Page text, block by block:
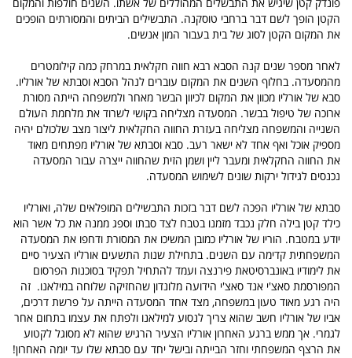
פונדק קטן שיגיש את התבשלים המהוללים של אשתו. השנים חולפות והמקום
הקטן הופך לשם דבר ברחבי טוסקנה. התבשילים הביתים והמסורתים הופכים
את המקום הקטן לסוג של בית בעבור המון אנשים.
לאחר מספר שנים קנה הסבא רבא חווה חקלאית במרחק כמה קילומטרים
מהמסעדה. בחלוף השנים את המקום עוברים לנהל הסבא וסבתא של אורליו.
סבא של אורליו מכוון את המקום לכיוון הבשר מאחר ולמשפחה הייתה מסורת
ארוכה של טיפול בבשר. המסעדה מצליחה בקושי לשרוד את מלחמת העולם
השנייה והמשפחה מצליחה בעזרת החווה החקלאית ליצור מצב שלכולם יהיה
מספיק אוכל ואף אחד לא ישאר רעב. סבא וסבתא של אורליו מפתחים מאוד
את החווה החקלאית ומעבר ליין ושמן הזית שהחווה ייצרה עבור המסעדה
נכנסים לגידול ירקות שונים לשימוש המסעדה.
סבתא של אורליו הפכה לשם דבר בזכות התבשילים המופלאים שלה, ואורליו
כילד קטן בילה חלק נכבד מזמנו בטבח לצד סבתו וספג ממנה את כל אשר הוא
יודע במטבח. הוריו של אורליו כמובן המשיכו את המסורת ודחפו את המסעדה
המשפחתית קדימה עם השנים. בתחילת שנות התשעים אורליו הצעיר סיים
את לימודיו באונברסיטאת פירנצה ועמד להתחיל תפקיד בסוכנות הפרסום
המפורסמת סאצ'י אנד סאצ'י הידועה מלונדון שהחזיקה שלוחה במילאנו. זה
היה רגע מאוד טעון במשפחה, מצד אחד המסעדה הייתה על פרשת דרכים,
אביו של אורליו חשב שהוא צריך לנסוע למילאנו ולפתח את עצמו בתחום אחר
לגמרי. אך ממש ברגע האחרון אורליו הצעיר הרגיש שהוא לא מסוגל לקטוע
את הרצף המשפחתי וחזר הבייתה ובישל יחד עם סבתא שלו עד יומה האחרון!